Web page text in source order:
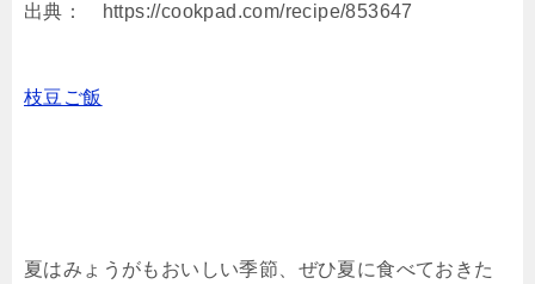
出典： https://cookpad.com/recipe/853647
枝豆ご飯
夏はみょうがもおいしい季節、ぜひ夏に食べておきた